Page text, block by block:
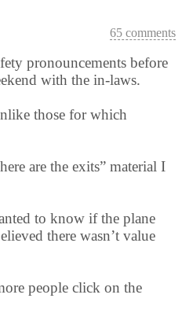
65 comments
pronouncements before
with the in-laws.
those for which
are the exits” material I
to know if the plane
there wasn’t value
people click on the